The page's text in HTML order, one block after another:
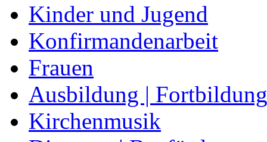
Kinder und Jugend
Konfirmandenarbeit
Frauen
Ausbildung | Fortbildung
Kirchenmusik